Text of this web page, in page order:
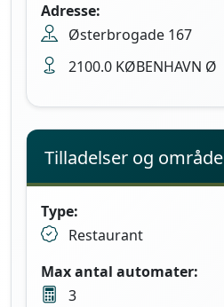
Adresse:
Østerbrogade 167
2100.0 KØBENHAVN Ø
Tilladelser og område
Type:
Restaurant
Max antal automater:
3